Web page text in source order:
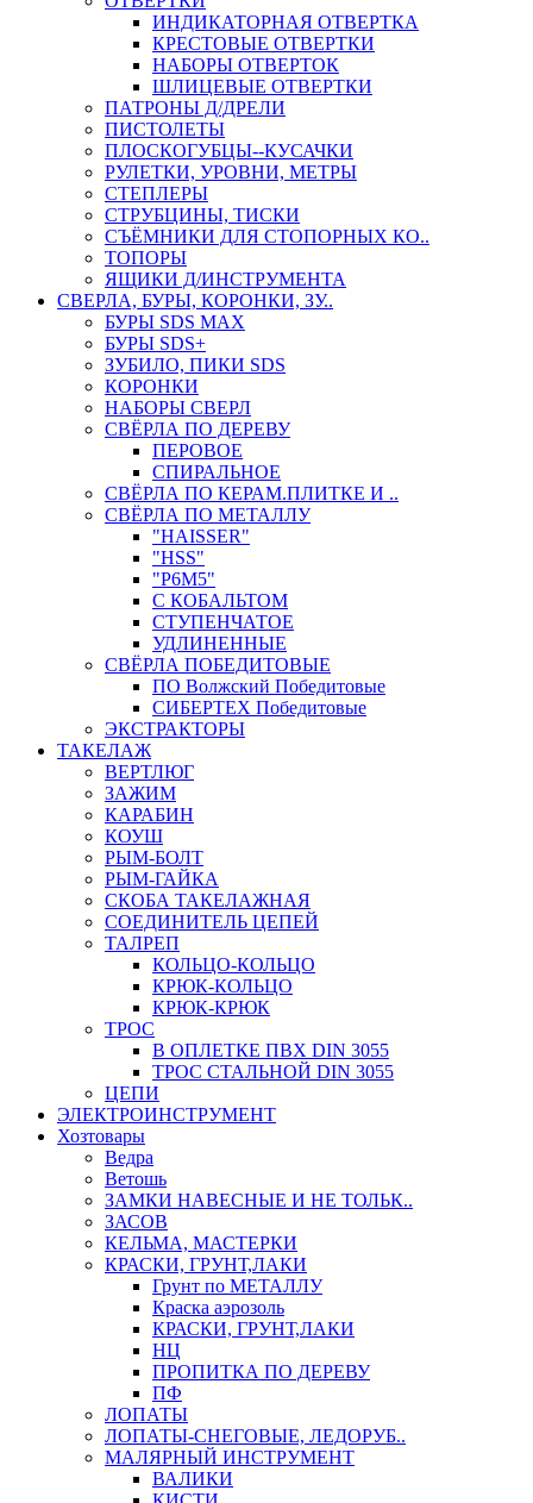
ИНДИКАТОРНАЯ ОТВЕРТКА
КРЕСТОВЫЕ ОТВЕРТКИ
НАБОРЫ ОТВЕРТОК
ШЛИЦЕВЫЕ ОТВЕРТКИ
ПАТРОНЫ Д/ДРЕЛИ
ПИСТОЛЕТЫ
ПЛОСКОГУБЦЫ--КУСАЧКИ
РУЛЕТКИ, УРОВНИ, МЕТРЫ
СТЕПЛЕРЫ
СТРУБЦИНЫ, ТИСКИ
СЪЁМНИКИ ДЛЯ СТОПОРНЫХ КО..
ТОПОРЫ
ЯЩИКИ Д/ИНСТРУМЕНТА
СВЕРЛА, БУРЫ, КОРОНКИ, ЗУ..
БУРЫ SDS MAX
БУРЫ SDS+
ЗУБИЛО, ПИКИ SDS
КОРОНКИ
НАБОРЫ СВЕРЛ
СВЁРЛА ПО ДЕРЕВУ
ПЕРОВОЕ
СПИРАЛЬНОЕ
СВЁРЛА ПО КЕРАМ.ПЛИТКЕ И ..
СВЁРЛА ПО МЕТАЛЛУ
"HAISSER"
"HSS"
"Р6М5"
С КОБАЛЬТОМ
СТУПЕНЧАТОЕ
УДЛИНЕННЫЕ
СВЁРЛА ПОБЕДИТОВЫЕ
ПО Волжский Победитовые
СИБЕРТЕХ Победитовые
ЭКСТРАКТОРЫ
ТАКЕЛАЖ
ВЕРТЛЮГ
ЗАЖИМ
КАРАБИН
КОУШ
РЫМ-БОЛТ
РЫМ-ГАЙКА
СКОБА ТАКЕЛАЖНАЯ
СОЕДИНИТЕЛЬ ЦЕПЕЙ
ТАЛРЕП
КОЛЬЦО-КОЛЬЦО
КРЮК-КОЛЬЦО
КРЮК-КРЮК
ТРОС
В ОПЛЕТКЕ ПВХ DIN 3055
ТРОС СТАЛЬНОЙ DIN 3055
ЦЕПИ
ЭЛЕКТРОИНСТРУМЕНТ
Хозтовары
Ведра
Ветошь
ЗАМКИ НАВЕСНЫЕ И НЕ ТОЛЬК..
ЗАСОВ
КЕЛЬМА, МАСТЕРКИ
КРАСКИ, ГРУНТ,ЛАКИ
Грунт по МЕТАЛЛУ
Краска аэрозоль
КРАСКИ, ГРУНТ,ЛАКИ
НЦ
ПРОПИТКА ПО ДЕРЕВУ
ПФ
ЛОПАТЫ
ЛОПАТЫ-СНЕГОВЫЕ, ЛЕДОРУБ..
МАЛЯРНЫЙ ИНСТРУМЕНТ
ВАЛИКИ